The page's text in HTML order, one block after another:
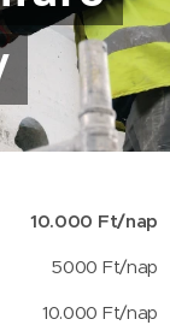
10.000 Ft/nap
5000 Ft/nap
10.000 Ft/nap